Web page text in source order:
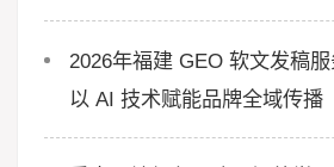
2026年福建 GEO 软文发稿服
以 AI 技术赋能品牌全域传播